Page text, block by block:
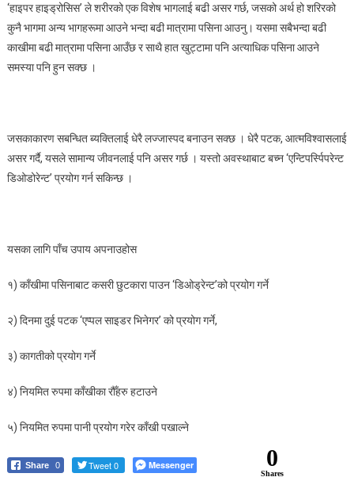
‘हाइपर हाइड्रोसिस’ ले शरीरको एक विशेष भागलाई बढी असर गर्छ, जसको अर्थ हो शरिरको
कुनै भागमा अन्य भागहरूमा आउने भन्दा बढी मात्रामा पसिना आउनु। यसमा सबैभन्दा बढी
काखीमा बढी मात्रामा पसिना आउँछ र साथै हात खुट्टामा पनि अत्याधिक पसिना आउने
समस्या पनि हुन सक्छ ।
जसकाकारण सबन्धित ब्यक्तिलाई धेरै लज्जास्पद बनाउन सक्छ । धेरै पटक, आत्मविश्वासलाई
असर गर्दै, यसले सामान्य जीवनलाई पनि असर गर्छ । यस्तो अवस्थाबाट बच्न ‘एन्टिपर्स्पिपरेन्ट
डिओडोरेन्ट’ प्रयोग गर्न सकिन्छ ।
यसका लागि पाँच उपाय अपनाउहोस
१) काँखीमा पसिनाबाट कसरी छुटकारा पाउन ‘डिओड्रेन्ट’को प्रयोग गर्ने
२) दिनमा दुई पटक ‘एप्पल साइडर भिनेगर’ को प्रयोग गर्ने,
३) कागतीको प्रयोग गर्ने
४) नियमित रुपमा काँखीका रौँहरु हटाउने
५) नियमित रुपमा पानी प्रयोग गरेर काँखी पखाल्ने
Share 0 Tweet 0 Messenger 0
Shares